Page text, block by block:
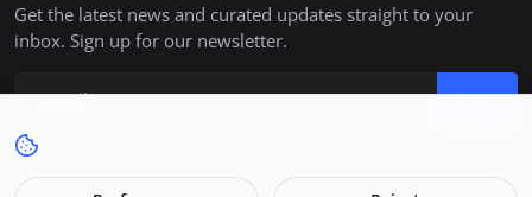
Get the latest news and curated updates straight to your
inbox. Sign up for our newsletter.
Join